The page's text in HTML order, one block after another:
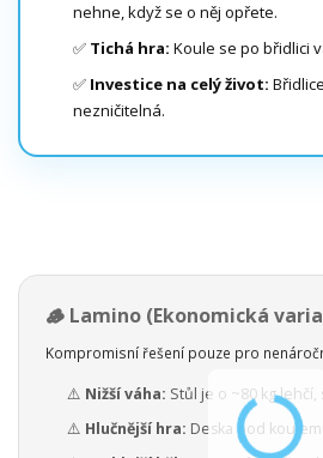
nehne, když se o něj opřete.
✅ Tichá hra: Koule se po břidlici
✅ Investice na celý život:
nezničitelná.
🪵 Lamino (Ekonomická
Kompromisní řešení pouze pro
⚠️ Nižší váha: Stůl je o ~80 kg
⚠️ Hlučnější hra: Deska pod